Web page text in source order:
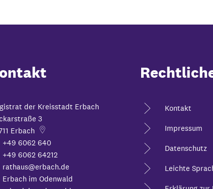
der Kreisstadt Erbach
3
Erbach
+49 6062 640
+49 6062 64212
rathaus@erbach.de
Erbach im Odenwald
Kontakt
Impressum
Datenschutz
Leichte